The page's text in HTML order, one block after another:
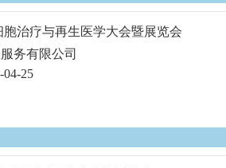
胞治疗与再生医学大会暨展览会
务有限公司
04-25